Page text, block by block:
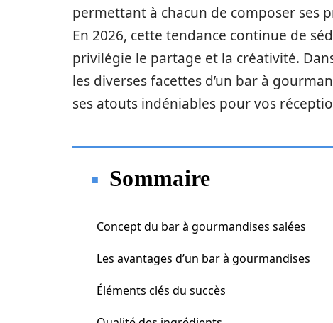
permettant à chacun de composer ses
En 2026, cette tendance continue de
privilégie le partage et la créativité.
les diverses facettes d’un bar à
ses atouts indéniables pour vos
Sommaire
Concept du bar à gourmandises salées
Les avantages d’un bar à gourmandises
Éléments clés du succès